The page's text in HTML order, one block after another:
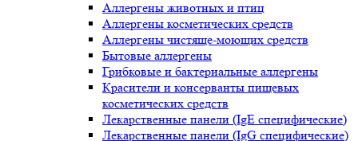
Аллергены животных и птиц
Аллергены косметических средств
Аллергены чистяще-моющих средств
Бытовые аллергены
Грибковые и бактериальные аллергены
Красители и консерванты пищевых
косметических средств
Лекарственные панели (IgE специфические)
Лекарственные панели (IgG специфические)